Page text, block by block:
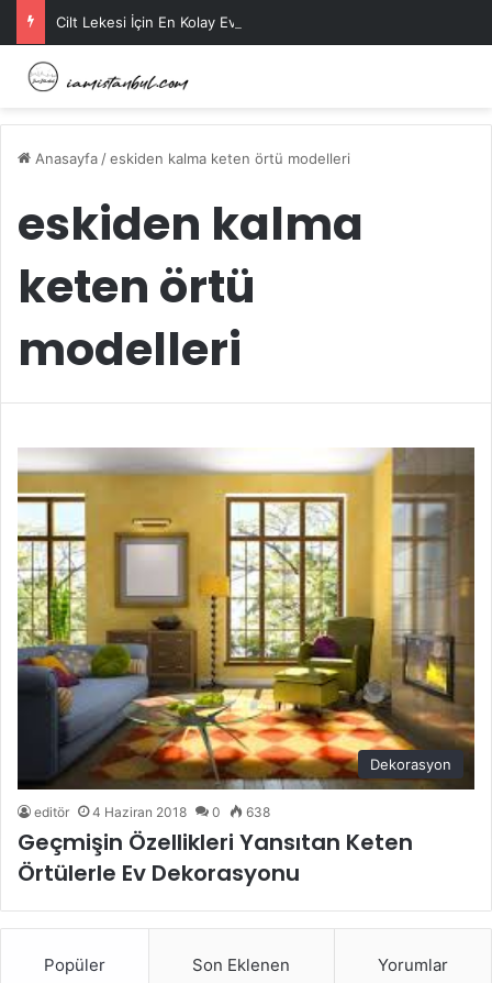
Cilt Lekesi İçin En Kolay Ev Maskeleri Nelerdir?
Anasayfa /eskiden kalma keten örtü modelleri
eskiden kalma
keten örtü
modelleri
Dekorasyon
editör 4 Haziran 2018 0 638
Geçmişin Özellikleri Yansıtan Keten
Örtülerle Ev Dekorasyonu
Popüler Son Eklenen Yorumlar